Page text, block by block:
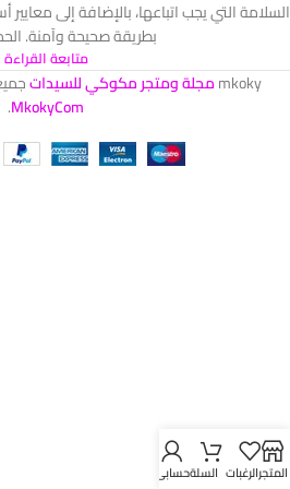
السلامة التي يجب اتباعها، بالإضافة إلى
بطريقة صحيحة وآمنة.
متابعة القراءة
mkokyمجلة ومتجر مكوكي للسيدات
MkokyCom
.
المتجرالرغبات السلةحسابي